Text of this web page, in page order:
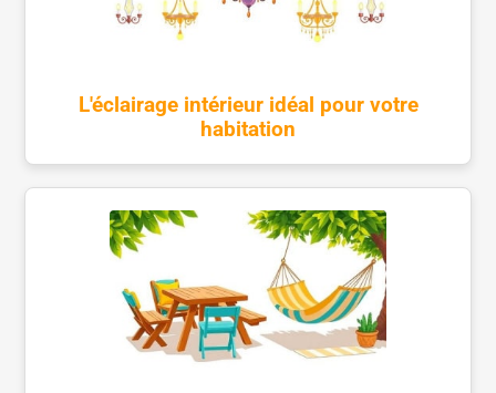
L'éclairage intérieur idéal pour votre
habitation